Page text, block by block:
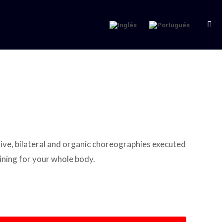
bilateral and organic choreographies executed
for your whole body.